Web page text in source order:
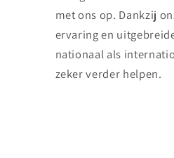
met ons op. Dankzij
ervaring en
nationaal als
zeker verder helpen.